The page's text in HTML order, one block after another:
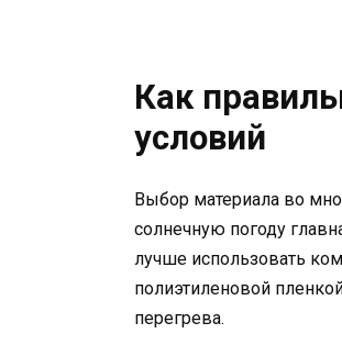
Как
условий
Выбор материала во
солнечную погоду
лучше использовать
полиэтиленовой
перегрева.